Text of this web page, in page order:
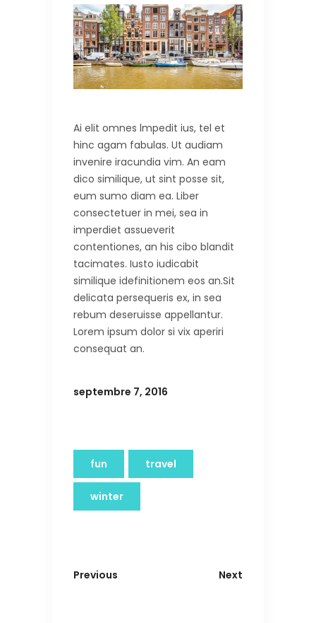
Ai elit omnes lmpedit ius, tel et
hinc agam fabulas. Ut audiam
invenire iracundia vim. An eam
dico similique, ut sint posse sit,
eum sumo diam ea. Liber
consectetuer in mei, sea in
imperdiet assueverit
contentiones, an his cibo blandit
tacimates. Iusto iudicabit
similique idefinitionem eos an.Sit
delicata persequeris ex, in sea
rebum deseruisse appellantur.
Lorem ipsum dolor si vix aperiri
consequat an.
septembre 7, 2016
fun travel
winter
Previous Next